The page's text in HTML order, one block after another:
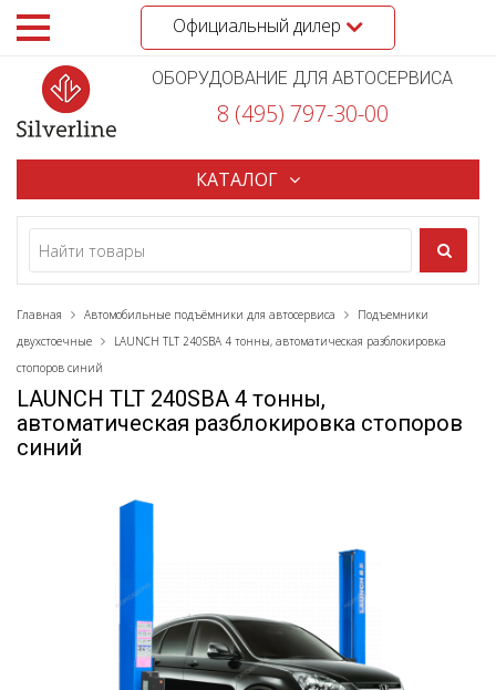
Официальный дилер
ОБОРУДОВАНИЕ ДЛЯ АВТОСЕРВИСА
8 (495) 797-30-00
КАТАЛОГ
Главная Автомобильные подъёмники для автосервиса
Подъемники
двухстоечные
LAUNCH TLT 240SBA 4 тонны, автоматическая разблокировка
стопоров синий
LAUNCH TLT 240SBA 4 тонны,
автоматическая разблокировка стопоров
синий